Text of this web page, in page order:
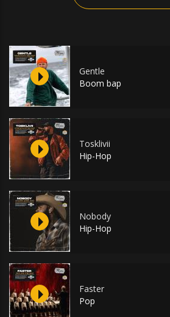
Gentle
Boom bap
Tosklivii
Hip-Hop
Nobody
Hip-Hop
Faster
Pop